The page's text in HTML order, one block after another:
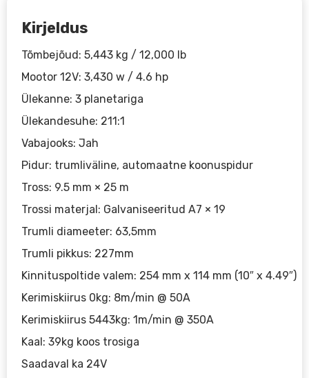
Kirjeldus
Tõmbejõud: 5,443 kg / 12,000 lb
Mootor 12V: 3,430 w / 4.6 hp
Ülekanne: 3 planetariga
Ülekandesuhe: 211:1
Vabajooks: Jah
Pidur: trumliväline, automaatne koonuspidur
Tross: 9.5 mm × 25 m
Trossi materjal: Galvaniseeritud A7 × 19
Trumli diameeter: 63,5mm
Trumli pikkus: 227mm
Kinnituspoltide valem: 254 mm x 114 mm (10″ x 4.49″)
Kerimiskiirus 0kg: 8m/min @ 50A
Kerimiskiirus 5443kg: 1m/min @ 350A
Kaal: 39kg koos trosiga
Saadaval ka 24V